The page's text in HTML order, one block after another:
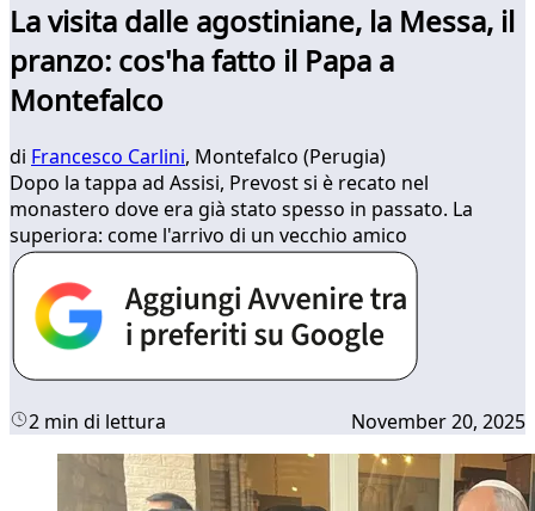
La visita dalle agostiniane, la Messa, il
pranzo: cos'ha fatto il Papa a
Montefalco
di Francesco Carlini, Montefalco (Perugia)
Dopo la tappa ad Assisi, Prevost si è recato nel
monastero dove era già stato spesso in passato. La
superiora: come l'arrivo di un vecchio amico
2 min di lettura November 20, 2025